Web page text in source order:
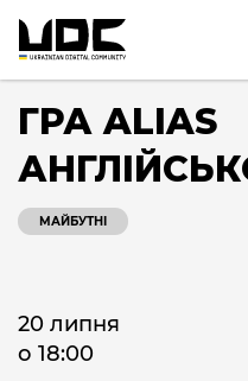
ГРА ALIAS
МАЙБУТНІ
20 липня
о 18:00